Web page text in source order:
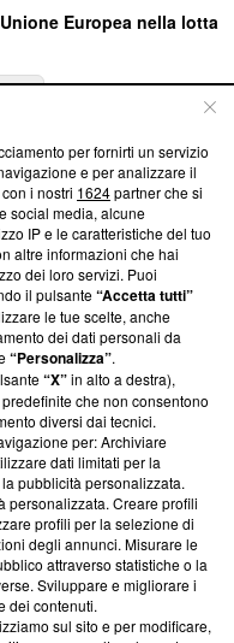
Europea nella lotta
su Blasting
come ci impegniamo a
la nostra aderenza a
News non è
richiesto di farne
una verifica di
Carlo Frasca, 3 - 6900
per fornirti un servizio
e per analizzare il
i nostri 1624partner che si
social media, alcune
IP e le caratteristiche del tuo
altre informazioni che hai
dei loro servizi. Puoi
il pulsante“Accetta tutti”
le tue scelte, anche
dei dati personali da
“Personalizza”.
“X”in alto a destra),
che non consentono
diversi dai tecnici.
per: Archiviare
dati limitati per la
pubblicità personalizzata.
personalizzata. Creare profili
profili per la selezione di
degli annunci. Misurare le
attraverso statistiche o la
Sviluppare e migliorare i
dei contenuti.
sul sito e per modificare,